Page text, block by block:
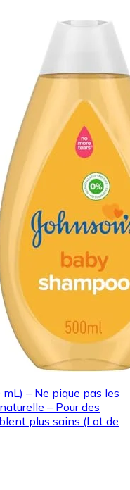
– Ne pique pas les
– Pour des
plus sains (Lot de